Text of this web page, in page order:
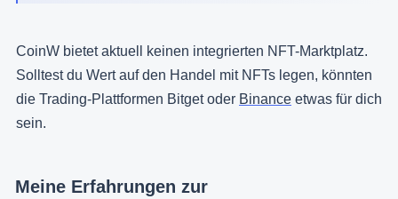
CoinW bietet aktuell keinen integrierten NFT-Marktplatz.
Solltest du Wert auf den Handel mit NFTs legen, könnten
die Trading-Plattformen Bitget oder Binance etwas für dich
sein.
Meine Erfahrungen zur